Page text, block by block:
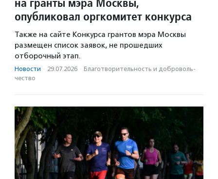
опубликовал оргкомитет конкурса
Также на сайте Конкурса грантов мэра Москвы
размещен список заявок, не прошедших
отборочный этап.
Новости · 29.07.2026 · Благотвори­тель­ность и доброволь­
чест­во